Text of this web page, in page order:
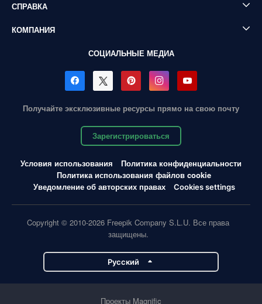
СПРАВКА
КОМПАНИЯ
СОЦИАЛЬНЫЕ МЕДИА
Получайте эксклюзивные ресурсы прямо на свою почту
Зарегистрироваться
Условия использования
Политика конфиденциальности
Политика использования файлов cookie
Уведомление об авторских правах
Cookies settings
Copyright © 2010-2026 Freepik Company S.L.U. Все права
защищены.
Pусский
Проекты Magnific